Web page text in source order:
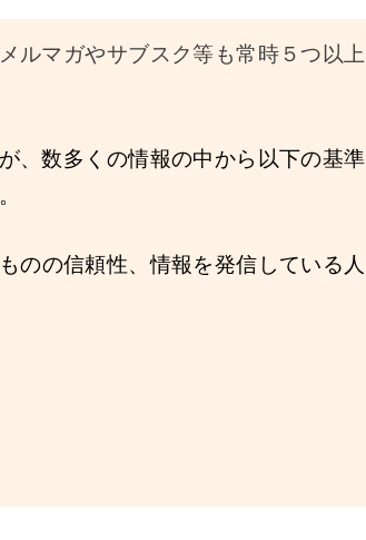
ルマガやサブスク等も常時５つ以上
、数多くの情報の中から以下の基準
のの信頼性、情報を発信している人